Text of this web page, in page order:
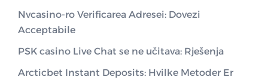
Nvcasino-ro Verificarea Adresei: Dovezi
Acceptabile
PSK casino Live Chat se ne učitava: Rješenja
Arcticbet Instant Deposits: Hvilke Metoder Er